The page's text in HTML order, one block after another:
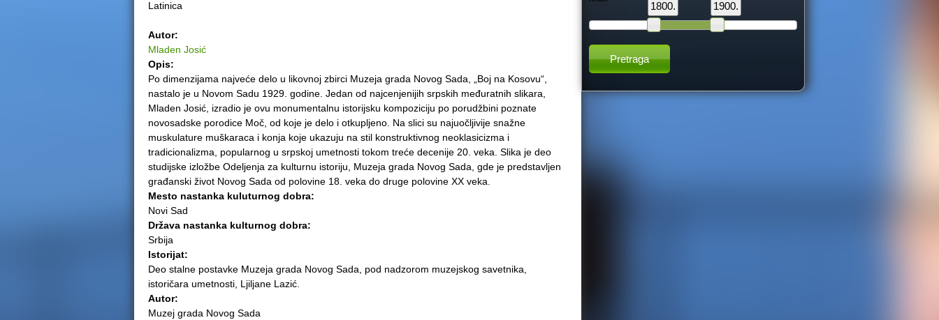
r
e
Latinica
Autor:
Mladen Josić
Opis:
Po dimenzijama najveće delo u likovnoj zbirci Muzeja grada Novog Sada, „Boj na Kosovu“,
nastalo je u Novom Sadu 1929. godine. Jedan od najcenjenijih srpskih međuratnih slikara,
Mladen Josić, izradio je ovu monumentalnu istorijsku kompoziciju po porudžbini poznate
novosadske porodice Moč, od koje je delo i otkupljeno. Na slici su najuočljivije snažne
muskulature muškaraca i konja koje ukazuju na stil konstruktivnog neoklasicizma i
tradicionalizma, popularnog u srpskoj umetnosti tokom treće decenije 20. veka. Slika je deo
studijske izložbe Odeljenja za kulturnu istoriju, Muzeja grada Novog Sada, gde je predstavljen
građanski život Novog Sada od polovine 18. veka do druge polovine XX veka.
Mesto nastanka kuluturnog dobra:
Novi Sad
Država nastanka kulturnog dobra:
Srbija
Istorijat:
Deo stalne postavke Muzeja grada Novog Sada, pod nadzorom muzejskog savetnika,
istoričara umetnosti, Ljiljane Lazić.
Autor:
Muzej grada Novog Sada
h
1800. 1900.